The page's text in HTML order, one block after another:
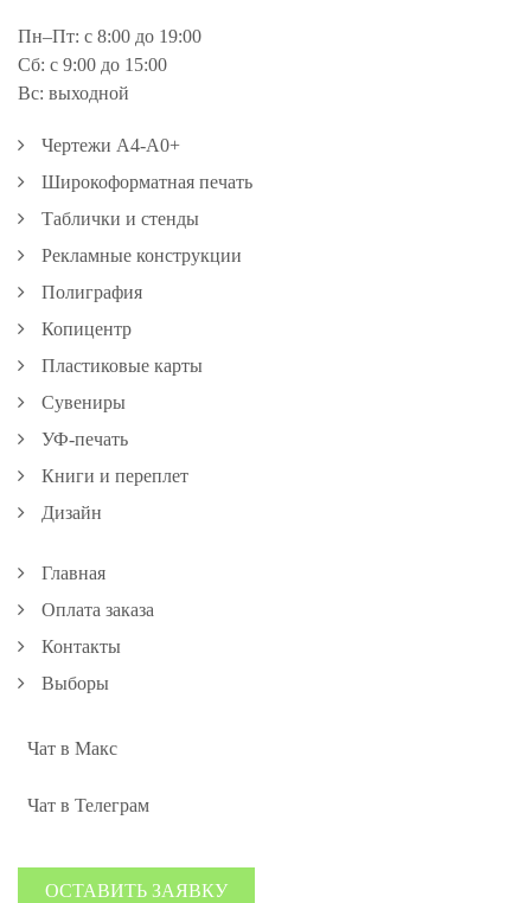
Пн–Пт: с 8:00 до 19:00
Сб: с 9:00 до 15:00
Вс: выходной
Чертежи А4-А0+
Широкоформатная печать
Таблички и стенды
Рекламные конструкции
Полиграфия
Копицентр
Пластиковые карты
Сувениры
УФ-печать
Книги и переплет
Дизайн
Главная
Оплата заказа
Контакты
Выборы
Чат в Макс
Чат в Телеграм
ОСТАВИТЬ ЗАЯВКУ